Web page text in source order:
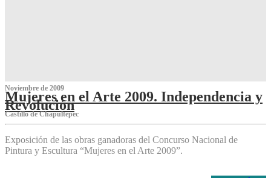
Noviembre de 2009
Mujeres en el Arte 2009. Independencia y
Revolución
Castillo de Chapultepec
Exposición de las obras ganadoras del Concurso Nacional de
Pintura y Escultura “Mujeres en el Arte 2009”.